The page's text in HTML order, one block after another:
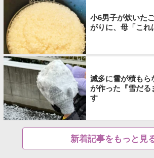
小6男子が炊いた
がりに、母「これ
滅多に雪が積も
が作った『雪だる
す
新着記事をもっと見